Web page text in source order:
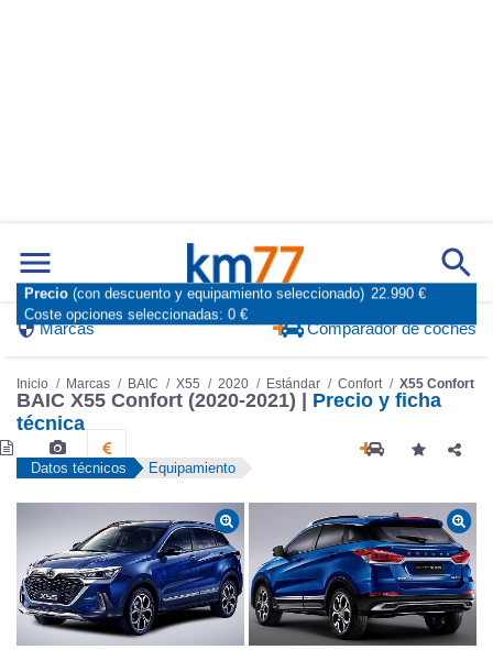
Marcas Comparador de coches
Inicio Marcas BAIC X55 2020 Estándar Confort X55 Confort
BAIC X55 Confort (2020-2021) | Precio y ficha
técnica
Datos técnicos Equipamiento
Precio (con descuento y equipamiento seleccionado) 22.990 €
Coste opciones seleccionadas: 0 €